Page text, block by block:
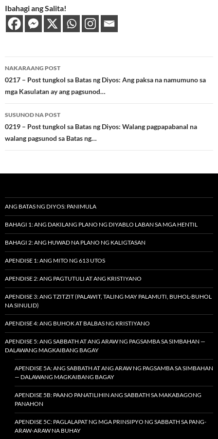
Ibahagi ang Salita!
Post
navigation
NAKARAANG POST
0217 – Post tungkol sa Batas ng Diyos: Ang paksa na namumuno sa
mga Kasulatan ay ang pagsunod…
SUSUNOD NA POST
0219 – Post tungkol sa Batas ng Diyos: Walang pagpapabanal na
walang pagsunod sa Batas ng…
ANG BATAS NG DIYOS: PANIMULA
BAHAGI 1: ANG DAKILANG PLANO NG DIYABLO LABAN SA MGA HENTIL
BAHAGI 2: ANG HUWAD NA PLANO NG KALIGTASAN
APENDISE 1: ANG MITO NG 613 UTOS
APENDISE 2: ANG PAGTUTULI AT ANG KRISTIYANO
APENDISE 3: ANG TZITZIT (PALAWIT, TALING MAY PALAMUTI, BUHOL-BUHOL
NA SINULID)
APENDISE 4: ANG BUHOK AT BALBAS NG KRISTIYANO
APENDISE 5: ANG SABBATH AT ANG ARAW NG PAGSAMBA SA SIMBAHAN —
DALAWANG MAGKAIBANG BAGAY
APENDISE 5A: ANG SABBATH AT ANG ARAW NG PAGSAMBA SA SIMBAHAN
— DALAWANG MAGKAIBANG BAGAY
APENDISE 5B: PAANO PANATILIHIN ANG SABBATH SA MAKABAGONG
PANAHON
APENDISE 5C: PAGLALAPAT NG MGA PRINSIPYO NG SABBATH SA PANG-
ARAW-ARAW NA BUHAY